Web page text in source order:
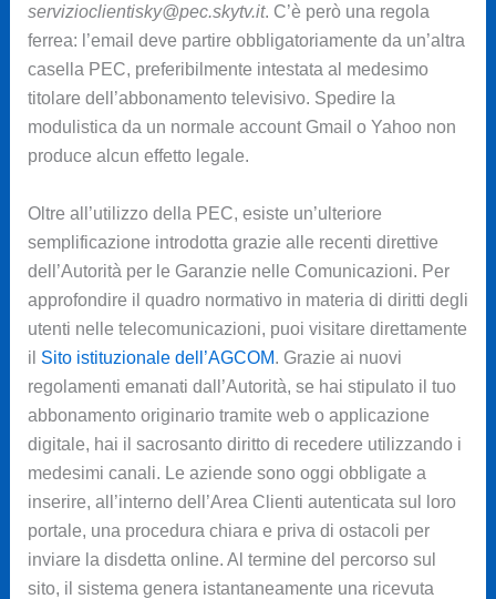
servizioclientisky@pec.skytv.it. C’è però una regola
ferrea: l’email deve partire obbligatoriamente da un’altra
casella PEC, preferibilmente intestata al medesimo
titolare dell’abbonamento televisivo. Spedire la
modulistica da un normale account Gmail o Yahoo non
produce alcun effetto legale.
Oltre all’utilizzo della PEC, esiste un’ulteriore
semplificazione introdotta grazie alle recenti direttive
dell’Autorità per le Garanzie nelle Comunicazioni. Per
approfondire il quadro normativo in materia di diritti degli
utenti nelle telecomunicazioni, puoi visitare direttamente
il Sito istituzionale dell’AGCOM. Grazie ai nuovi
regolamenti emanati dall’Autorità, se hai stipulato il tuo
abbonamento originario tramite web o applicazione
digitale, hai il sacrosanto diritto di recedere utilizzando i
medesimi canali. Le aziende sono oggi obbligate a
inserire, all’interno dell’Area Clienti autenticata sul loro
portale, una procedura chiara e priva di ostacoli per
inviare la disdetta online. Al termine del percorso sul
sito, il sistema genera istantaneamente una ricevuta